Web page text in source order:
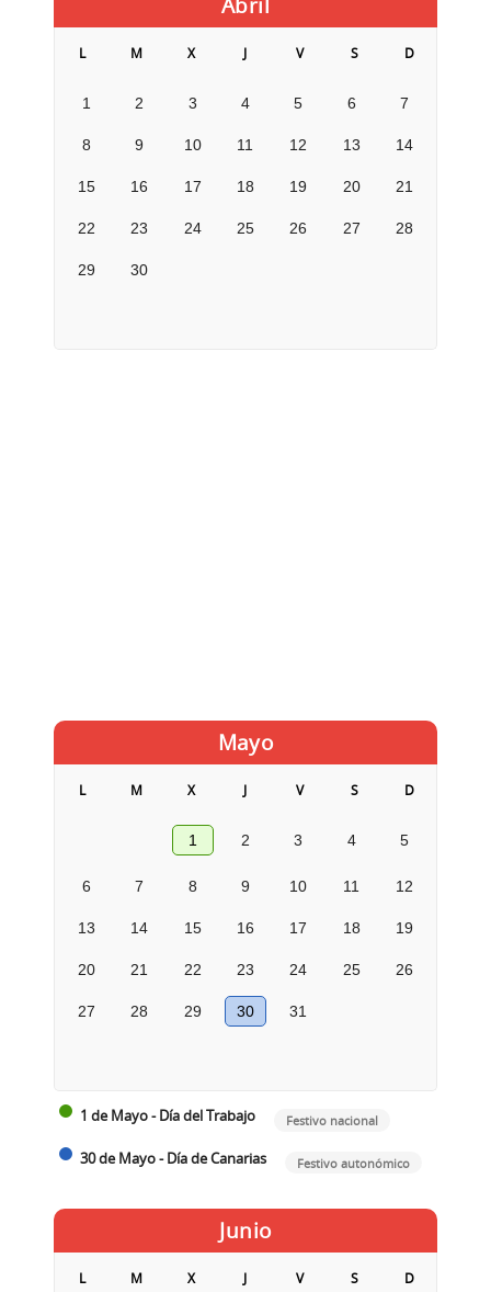
L M X J V S D
1 2 3 4 5 6 7
8 9 10 11 12 13 14
15 16 17 18 19 20 21
22 23 24 25 26 27 28
29 30
Mayo
L M X J V S D
1 2 3 4 5
6 7 8 9 10 11 12
13 14 15 16 17 18 19
20 21 22 23 24 25 26
27 28 29 30 31
1 de Mayo - Día del Trabajo Festivo nacional
30 de Mayo - Día de Canarias Festivo autonómico
Junio
L M X J V S D